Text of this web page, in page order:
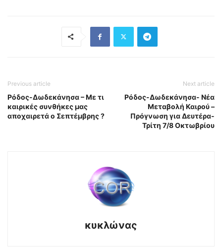
Previous article
Ρόδος-Δωδεκάνησα – Με τι
καιρικές συνθήκες μας
αποχαιρετά ο Σεπτέμβρης ?
Next article
Ρόδος-Δωδεκάνησα- Νέα
Μεταβολή Καιρού –
Πρόγνωση για Δευτέρα-
Τρίτη 7/8 Οκτωβρίου
κυκλώνας